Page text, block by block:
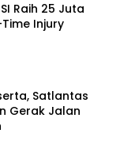
Raih 25 Juta
Injury
Satlantas
Gerak Jalan